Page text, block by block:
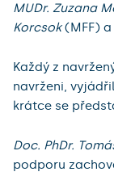
MUDr. Zuzana
Korcsok(MFF) a
Každý z
navrženi,
krátce se
Doc. PhDr.
podporu